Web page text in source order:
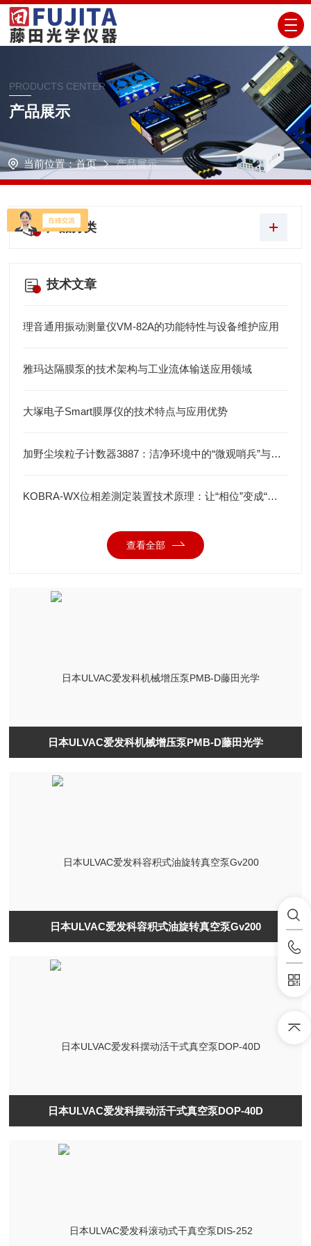
PRODUCTS CENTER
产品展示
当前位置：首页 产品展示
产品分类
技术文章
理音通用振动测量仪VM-82A的功能特性与设备维护应用
雅玛达隔膜泵的技术架构与工业流体输送应用领域
大塚电子Smart膜厚仪的技术特点与应用优势
加野尘埃粒子计数器3887：洁净环境中的“微观哨兵”与洁净度“审计官”
KOBRA-WX位相差測定装置技术原理：让“相位”变成“光强”
查看全部
日本ULVAC爱发科机械增压泵PMB-D藤田光学
日本ULVAC爱发科容积式油旋转真空泵Gv200
日本ULVAC爱发科摆动活干式真空泵DOP-40D